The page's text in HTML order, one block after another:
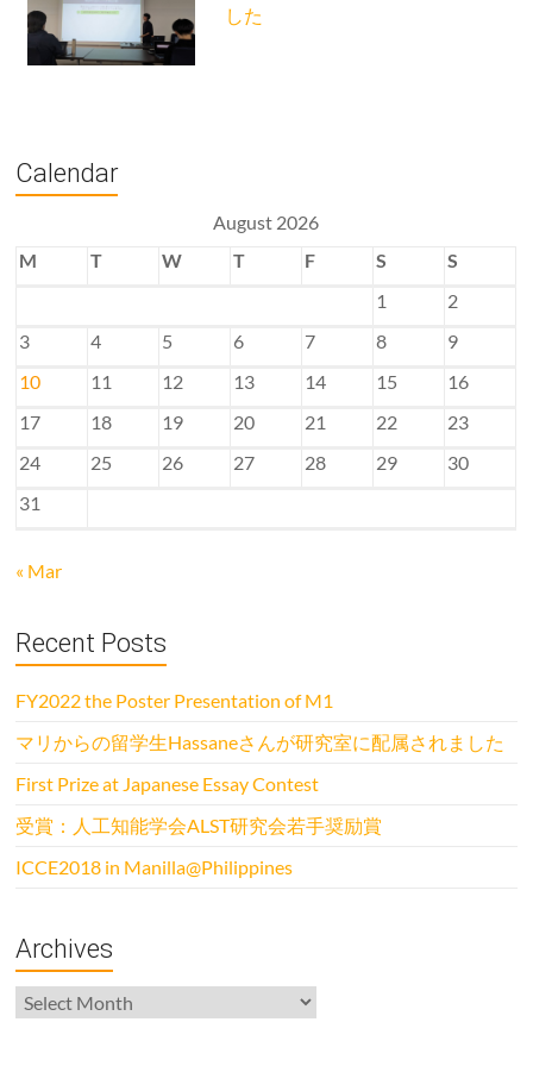
した
Calendar
August 2026
M
T W T F S
S
1
2
3
4 5 6 7 8
9
10
11 12 13 14 15
16
17
18 19 20 21 22
23
24
25 26 27 28 29
30
31
« Mar
Recent Posts
FY2022 the Poster Presentation of M1
マリからの留学生Hassaneさんが研究室に配属されました
First Prize at Japanese Essay Contest
受賞：人工知能学会ALST研究会若手奨励賞
ICCE2018 in Manilla@Philippines
Archives
Archives